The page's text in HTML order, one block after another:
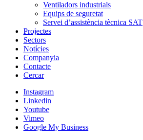
Ventiladors industrials
Equips de seguretat
Servei d’assistència tècnica SAT
Projectes
Sectors
Notícies
Companyia
Contacte
Cercar
Instagram
Linkedin
Youtube
Vimeo
Google My Business